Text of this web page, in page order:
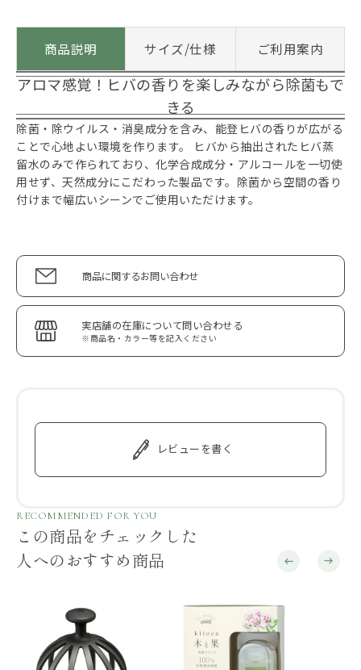
商品説明 サイズ/仕様 ご利用案内
アロマ感覚！ヒバの香りを楽しみながら除菌もで
きる
除菌・除ウイルス・消臭成分を含み、能登ヒバの香りが広がる
ことで心地よい環境を作ります。 ヒバから抽出されたヒバ蒸
留水のみで作られており、化学合成成分・アルコールを一切使
用せず、天然成分にこだわった製品です。除菌から空間の香り
付けまで幅広いシーンでご使用いただけます。
商品に関するお問い合わせ
実店舗の在庫について問い合わせる
※商品名・カラー等を記入ください
レビューを書く
RECOMMENDED FOR YOU
この商品をチェックした
人へのおすすめ商品